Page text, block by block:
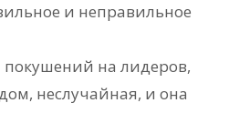
и неправильное
на лидеров,
неслучайная, и она